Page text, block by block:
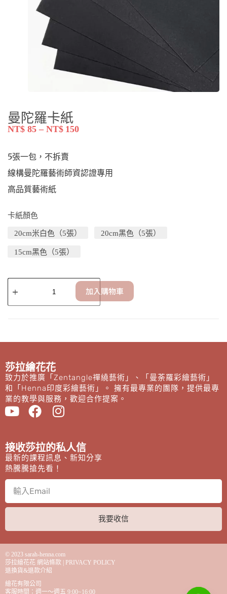
曼陀羅卡紙
NT$ 85 – NT$ 150
5張一包，不拆賣
線構曼陀羅藝術師資認證專用
高品質藝術紙
卡紙顏色
20cm米白色（5張） 20cm黑色（5張）
15cm黑色（5張）
加入購物車
莎拉繪花花
致力於推廣「Zentangle禪繞藝術」、「曼荼羅彩繪藝術」
和「Henna印度彩繪藝術」。 擁有最專業的團隊，提供最專
業的教學與服務，歡迎合作提案。
接收莎拉的私人信
最新的課程訊息、新知分享
熱騰騰搶先看！
我要收信
© 2023 sarah-henna.com
莎拉繪花花 網站條款 | PRIVACY POLICY
退換貨&退款介紹
繪花有限公司
客服時間：週一～週五 9:00~16:00